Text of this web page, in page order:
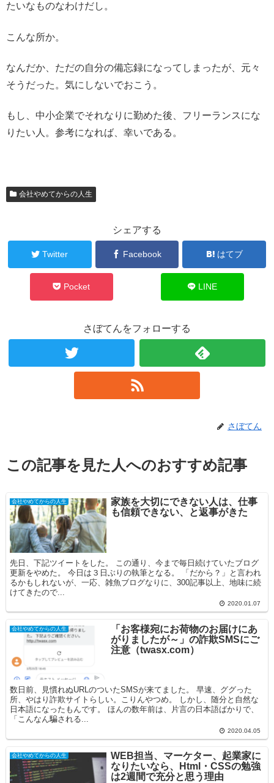
たいなものなわけだし。
こんな所か。
なんだか、ただの自分の備忘録になってしまったが、元々
そうだった。気にしないでおこう。
もし、中小企業でそれなりに勤めた後、フリーランスにな
りたい人。参考になれば、幸いである。
会社やめてからの人生
シェアする
Twitter Facebook はてブ
Pocket LINE
さぼてんをフォローする
さぼてん
この記事を見た人へのおすすめ記事
会社やめてからの人生
家族を大切にできない人は、仕事
も信頼できない、と返事がきた
先日、下記ツイートをした。 この通り、今まで毎日続けていたブログ
更新をやめた。 今日は３日ぶりの執筆となる。 「だから？」と言われ
るかもしれないが、一応、雑魚ブログなりに、300記事以上、地味に続
けてきたので...
2020.01.07
会社やめてからの人生
「お客様宛にお荷物のお届けにあ
がりましたが～」の詐欺SMSにご
注意（twasx.com）
数日前、見慣れぬURLのついたSMSが来てました。 早速、ググった
所、やはり詐欺サイトらしい。こりんやつめ。 しかし、随分と自然な
日本語になったもんです。 ほんの数年前は、片言の日本語ばかりで、
「こんなん騙される...
2020.04.05
会社やめてからの人生
WEB担当、マーケター、起業家に
なりたいなら、Html・CSSの勉強
は2週間で充分と思う理由